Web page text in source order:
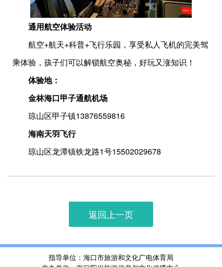
通用航空体验活动
航空+航天+科普+飞行乐园，享受私人飞机的完美驾
乘体验，孩子们可以解锁航空奥秘，好玩又涨知识！
体验地：
金林海口甲子通航机场
琼山区甲子镇13876559816
海南天羽飞行
琼山区龙潭镇铁龙路1号15502029678
返回上一页
指导单位：海口市旅游和文化广电体育局